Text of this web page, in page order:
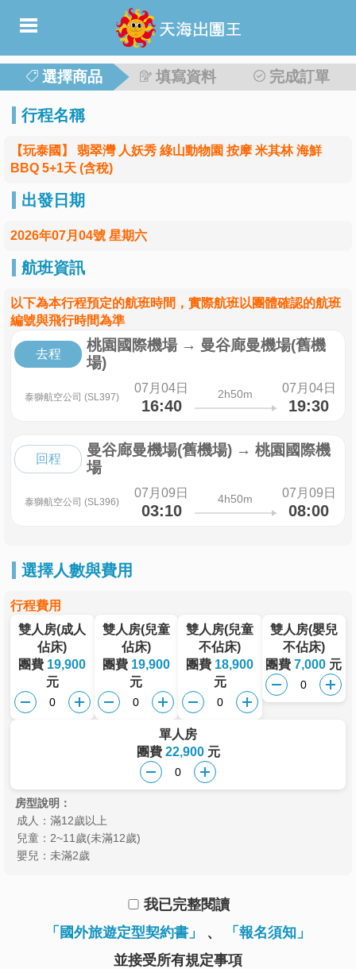
選擇商品 填寫資料 完成訂單
行程名稱
【玩泰國】 翡翠灣 人妖秀 綠山動物園 按摩 米其林 海鮮
BBQ 5+1天 (含稅)
出發日期
2026年07月04號 星期六
航班資訊
以下為本行程預定的航班時間，實際航班以團體確認的航班
編號與飛行時間為準
去程
桃園國際機場 → 曼谷廊曼機場(舊機
場)
泰獅航空公司 (SL397)
07月04日
16:40
2h50m 07月04日
19:30
回程
曼谷廊曼機場(舊機場) → 桃園國際機
場
泰獅航空公司 (SL396)
07月09日
03:10
4h50m 07月09日
08:00
選擇人數與費用
行程費用
雙人房(成人
佔床)
團費 19,900
元
雙人房(兒童
佔床)
團費 19,900
元
雙人房(兒童
不佔床)
團費 18,900
元
雙人房(嬰兒
不佔床)
團費7,000 元
單人房
團費 22,900元
房型說明：
成人：滿12歲以上
兒童：2~11歲(未滿12歲)
嬰兒：未滿2歲
我已完整閱讀
「國外旅遊定型契約書」
、
「報名須知」
並接受所有規定事項